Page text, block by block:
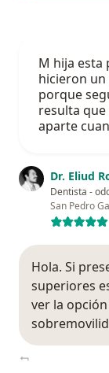
M hija esta
hicieron
porque
resulta
aparte
Dr. Eliud
Dentista -
San Pedro
Hola. Si
superiores
ver la